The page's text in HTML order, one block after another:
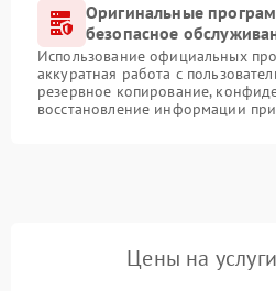
Оригинальные
безопасное
Использование официальных
аккуратная работа с
резервное копирование,
восстановление информации
Цены на